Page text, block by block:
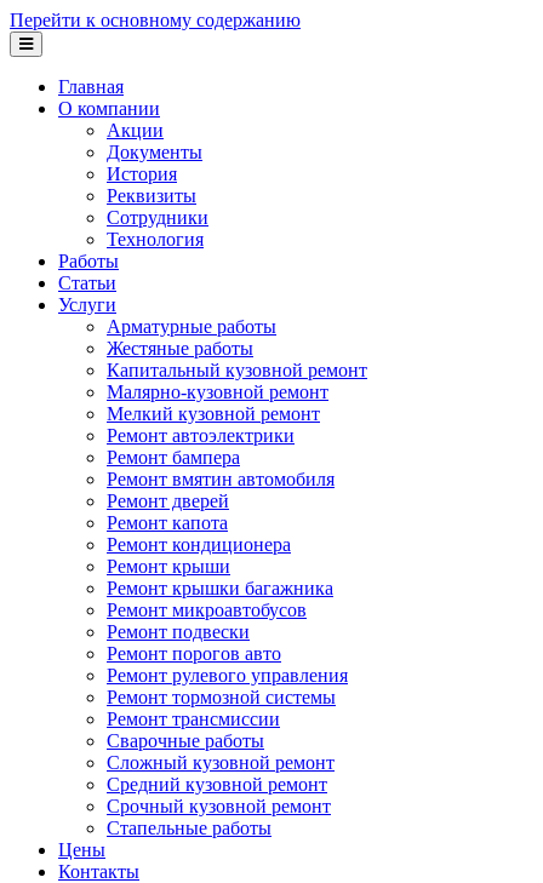
Перейти к основному содержанию
Главная
О компании
Акции
Документы
История
Реквизиты
Сотрудники
Технология
Работы
Статьи
Услуги
Арматурные работы
Жестяные работы
Капитальный кузовной ремонт
Малярно-кузовной ремонт
Мелкий кузовной ремонт
Ремонт автоэлектрики
Ремонт бампера
Ремонт вмятин автомобиля
Ремонт дверей
Ремонт капота
Ремонт кондиционера
Ремонт крыши
Ремонт крышки багажника
Ремонт микроавтобусов
Ремонт подвески
Ремонт порогов авто
Ремонт рулевого управления
Ремонт тормозной системы
Ремонт трансмиссии
Сварочные работы
Сложный кузовной ремонт
Средний кузовной ремонт
Срочный кузовной ремонт
Стапельные работы
Цены
Контакты